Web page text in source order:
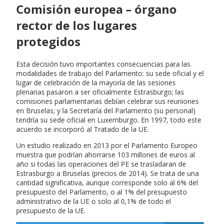
Comisión europea – órgano
rector de los lugares
protegidos
Esta decisión tuvo importantes consecuencias para las
modalidades de trabajo del Parlamento: su sede oficial y el
lugar de celebración de la mayoría de las sesiones
plenarias pasaron a ser oficialmente Estrasburgo; las
comisiones parlamentarias debían celebrar sus reuniones
en Bruselas; y la Secretaría del Parlamento (su personal)
tendría su sede oficial en Luxemburgo. En 1997, todo este
acuerdo se incorporó al Tratado de la UE.
Un estudio realizado en 2013 por el Parlamento Europeo
muestra que podrían ahorrarse 103 millones de euros al
año si todas las operaciones del PE se trasladaran de
Estrasburgo a Bruselas (precios de 2014). Se trata de una
cantidad significativa, aunque corresponde solo al 6% del
presupuesto del Parlamento, o al 1% del presupuesto
administrativo de la UE o solo al 0,1% de todo el
presupuesto de la UE.